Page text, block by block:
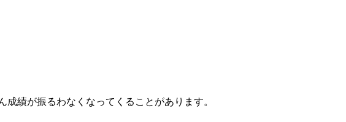
績が振るわなくなってくることがあります。